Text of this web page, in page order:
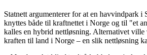
Statnett argumenterer for at en havvindpark
knyttes både til kraftnettet i Norge og til "et
kalles en hybrid nettløsning. Alternativet
kraften til land i Norge – en slik nettløsning